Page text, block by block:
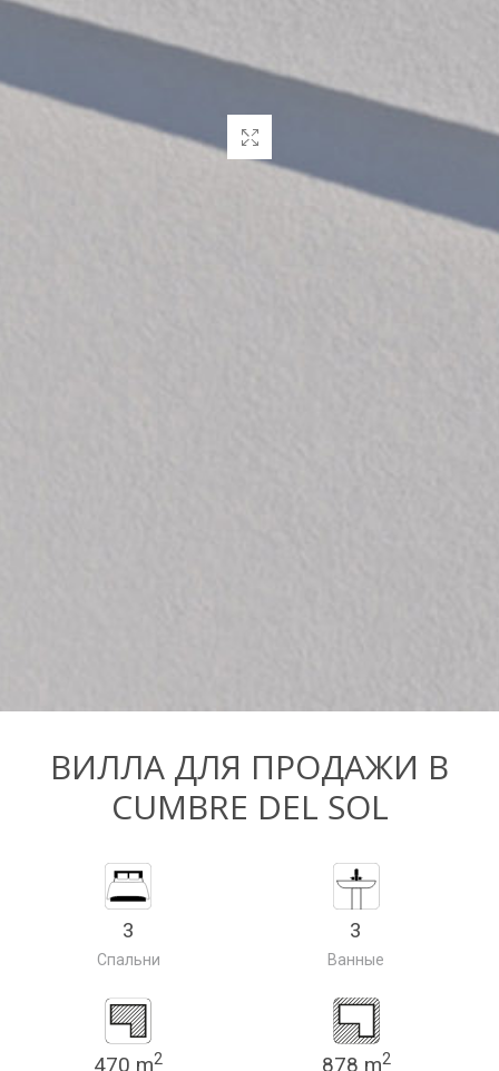
ВИЛЛА ДЛЯ ПРОДАЖИ В
CUMBRE DEL SOL
3
Спальни
3
Ванные
470 m2 878 m2